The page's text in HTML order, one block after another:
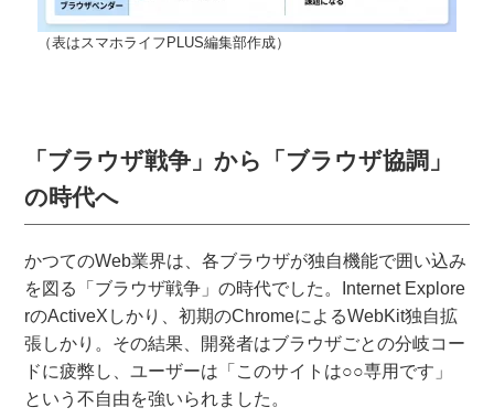
（表はスマホライフPLUS編集部作成）
「ブラウザ戦争」から「ブラウザ協調」
の時代へ
かつてのWeb業界は、各ブラウザが独自機能で囲い込み
を図る「ブラウザ戦争」の時代でした。Internet Explore
rのActiveXしかり、初期のChromeによるWebKit独自拡
張しかり。その結果、開発者はブラウザごとの分岐コー
ドに疲弊し、ユーザーは「このサイトは○○専用です」
という不自由を強いられました。